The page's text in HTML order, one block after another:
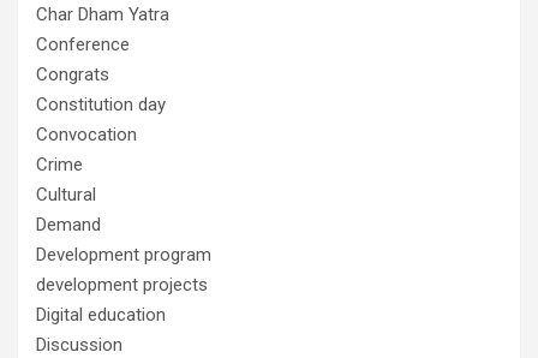
Char Dham Yatra
Conference
Congrats
Constitution day
Convocation
Crime
Cultural
Demand
Development program
development projects
Digital education
Discussion